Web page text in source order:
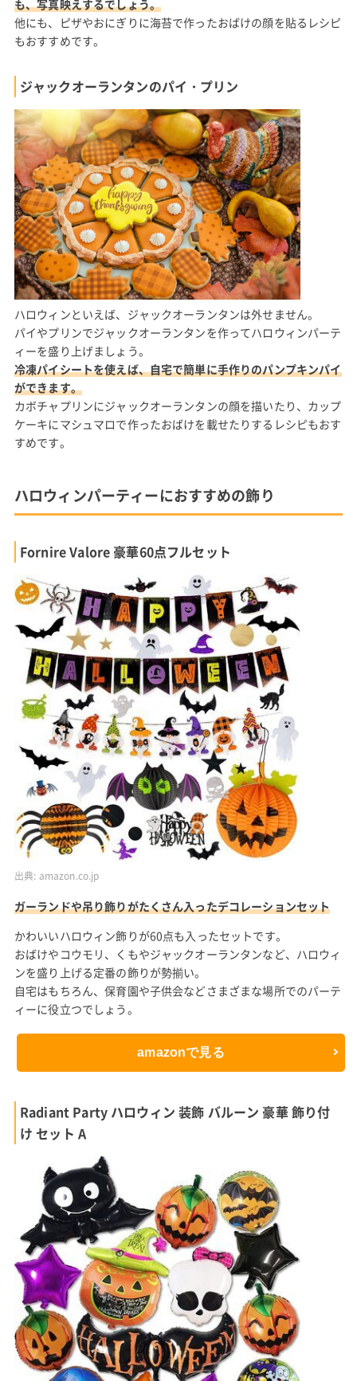
も、写真映えするでしょう。
他にも、ピザやおにぎりに海苔で作ったおばけの顔を貼るレシピ
もおすすめです。
ジャックオーランタンのパイ・プリン
ハロウィンといえば、ジャックオーランタンは外せません。
パイやプリンでジャックオーランタンを作ってハロウィンパーテ
ィーを盛り上げましょう。
冷凍パイシートを使えば、自宅で簡単に手作りのパンプキンパイ
ができます。
カボチャプリンにジャックオーランタンの顔を描いたり、カップ
ケーキにマシュマロで作ったおばけを載せたりするレシピもおす
すめです。
ハロウィンパーティーにおすすめの飾り
Fornire Valore 豪華60点フルセット
出典: amazon.co.jp
ガーランドや吊り飾りがたくさん入ったデコレーションセット
かわいいハロウィン飾りが60点も入ったセットです。
おばけやコウモリ、くもやジャックオーランタンなど、ハロウィ
ンを盛り上げる定番の飾りが勢揃い。
自宅はもちろん、保育園や子供会などさまざまな場所でのパーテ
ィーに役立つでしょう。
amazonで見る
Radiant Party ハロウィン 装飾 バルーン 豪華 飾り付
け セット A